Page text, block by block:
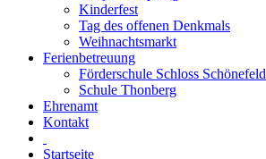
Kinderfest
Tag des offenen Denkmals
Weihnachtsmarkt
Ferienbetreuung
Förderschule Schloss Schönefeld
Schule Thonberg
Ehrenamt
Kontakt
Startseite